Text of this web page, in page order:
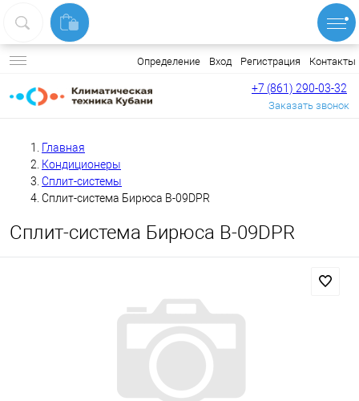
Определение Вход Регистрация Контакты
+7 (861) 290-03-32
Заказать звонок
Главная
Кондиционеры
Сплит-системы
Сплит-система Бирюса B-09DPR
Сплит-система Бирюса B-09DPR